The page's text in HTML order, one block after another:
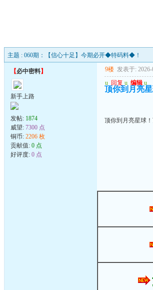
主题 : 060期：【信心十足】今期必开◆特码料◆！
【必中密料】
新手上路
发帖: 1874
威望: 7300 点
铜币: 2206 枚
贡献值: 0 点
好评度: 0 点
9楼 发表于: 2026-
u 回复 u 编辑 u
顶你到月亮
顶你到月亮星球